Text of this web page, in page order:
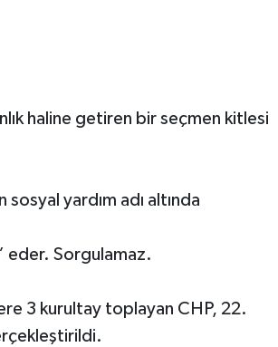
haline getiren bir seçmen kitlesi
yardım adı altında
eder. Sorgulamaz.
3 kurultay toplayan CHP, 22.